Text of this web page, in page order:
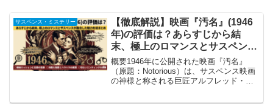
サスペンス・ミステリー
【徹底解説】映画『汚名』(1946
年)の評価は？あらすじから結
末、極上のロマンスとサスペンス
が融合した魅力を総まとめ
概要1946年に公開された映画『汚名』
（原題：Notorious）は、サスペンス映画
の神様と称される巨匠アルフレッド・ヒ